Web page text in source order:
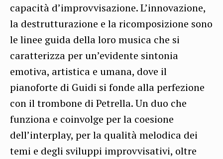
capacità d’improvvisazione. L’innovazione,
la destrutturazione e la ricomposizione sono
le linee guida della loro musica che si
caratterizza per un’evidente sintonia
emotiva, artistica e umana, dove il
pianoforte di Guidi si fonde alla perfezione
con il trombone di Petrella. Un duo che
funziona e coinvolge per la coesione
dell’interplay, per la qualità melodica dei
temi e degli sviluppi improvvisativi, oltre